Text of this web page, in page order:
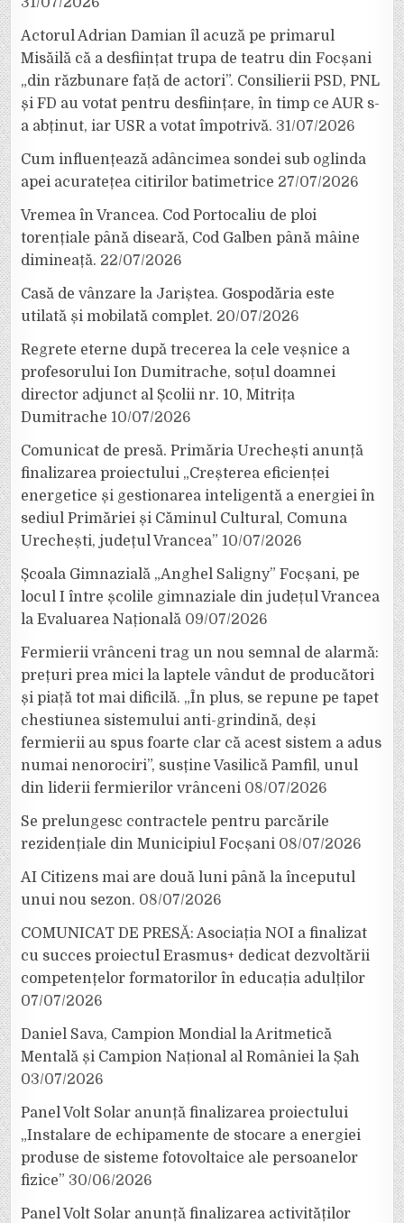
Actorul Adrian Damian îl acuză pe primarul
Misăilă că a desființat trupa de teatru din Focșani
„din răzbunare față de actori”. Consilierii PSD, PNL
și FD au votat pentru desființare, în timp ce AUR s-
a abținut, iar USR a votat împotrivă. 31/07/2026
Cum influențează adâncimea sondei sub oglinda
apei acuratețea citirilor batimetrice 27/07/2026
Vremea în Vrancea. Cod Portocaliu de ploi
torențiale până diseară, Cod Galben până mâine
dimineață. 22/07/2026
Casă de vânzare la Jariștea. Gospodăria este
utilată și mobilată complet. 20/07/2026
Regrete eterne după trecerea la cele veșnice a
profesorului Ion Dumitrache, soțul doamnei
director adjunct al Școlii nr. 10, Mitrița
Dumitrache 10/07/2026
Comunicat de presă. Primăria Urechești anunță
finalizarea proiectului „Creșterea eficienței
energetice și gestionarea inteligentă a energiei în
sediul Primăriei și Căminul Cultural, Comuna
Urechești, județul Vrancea” 10/07/2026
Școala Gimnazială „Anghel Saligny” Focșani, pe
locul I între școlile gimnaziale din județul Vrancea
la Evaluarea Națională 09/07/2026
Fermierii vrânceni trag un nou semnal de alarmă:
prețuri prea mici la laptele vândut de producători
și piață tot mai dificilă. „În plus, se repune pe tapet
chestiunea sistemului anti-grindină, deși
fermierii au spus foarte clar că acest sistem a adus
numai nenorociri”, susține Vasilică Pamfil, unul
din liderii fermierilor vrânceni 08/07/2026
Se prelungesc contractele pentru parcările
rezidențiale din Municipiul Focșani 08/07/2026
AI Citizens mai are două luni până la începutul
unui nou sezon. 08/07/2026
COMUNICAT DE PRESĂ: Asociația NOI a finalizat
cu succes proiectul Erasmus+ dedicat dezvoltării
competențelor formatorilor în educația adulților
07/07/2026
Daniel Sava, Campion Mondial la Aritmetică
Mentală și Campion Național al României la Șah
03/07/2026
Panel Volt Solar anunță finalizarea proiectului
„Instalare de echipamente de stocare a energiei
produse de sisteme fotovoltaice ale persoanelor
fizice” 30/06/2026
Panel Volt Solar anunță finalizarea activităților